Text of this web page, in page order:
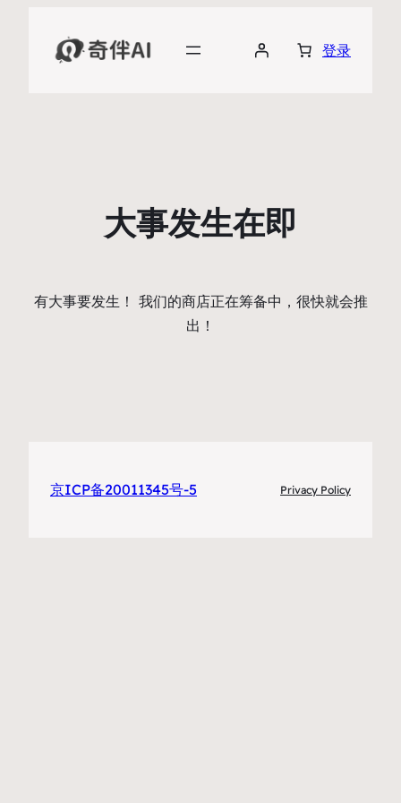
登录
大事发生在即
有大事要发生！ 我们的商店正在筹备中，很快就会推
出！
京ICP备20011345号-5 Privacy Policy